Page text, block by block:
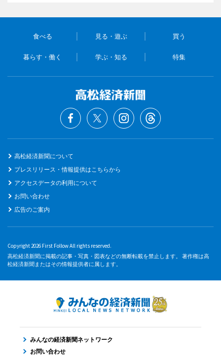
食べる 見る・遊ぶ 買う
暮らす・働く 学ぶ・知る 特集
高松経済新聞について
プレスリリース・情報提供はこちらから
アクセスデータの利用について
お問い合わせ
広告のご案内
Copyright 2026 First Follow All rights reserved.
高松経済新聞に掲載の記事・写真・図表などの無断転載を禁止します。 著作権は高
松経済新聞またはその情報提供者に属します。
みんなの経済新聞ネットワーク
お問い合わせ